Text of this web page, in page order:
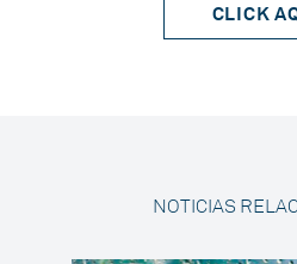
CLICK
NOTICIAS